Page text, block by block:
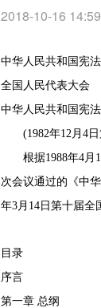
2018-10-16
中华人民共和国宪法
全国人民代表大会
中华人民共和国宪法
(1982年12月4日
根据1988年4月12
次会议通过的《中
年3月14日第十届
目录
序言
第一章 总纲